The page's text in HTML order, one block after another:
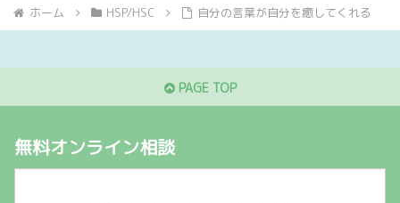
ホーム HSP/HSC 自分の言葉が自分を癒してくれる
PAGE TOP
無料オンライン相談